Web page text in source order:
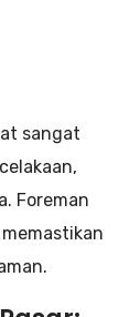
sangat
Foreman